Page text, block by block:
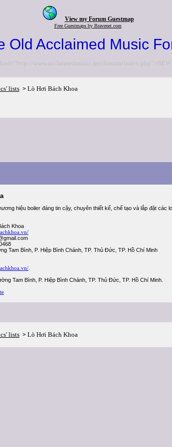
View my Forum Guestmap
Free Guestmaps by Bravenet.com
Old Acclaimed Music
href="http://www.acclaimedmusic.net/forums/index.php">NEW
lists > Lò Hơi Bách Khoa
hiệu boiler đáng tin cậy, chuyên thiết kế, chế tạo và lắp đặt các
Khoa
Tam Bình, P. Hiệp Bình Chánh, TP. Thủ Đức, TP. Hồ Chí Minh
Tam Bình, P. Hiệp Bình Chánh, TP. Thủ Đức, TP. Hồ Chí Minh.
lists > Lò Hơi Bách Khoa